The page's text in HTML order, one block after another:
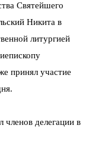
Святейшего
Никита в
литургией
принял участие
делегации в